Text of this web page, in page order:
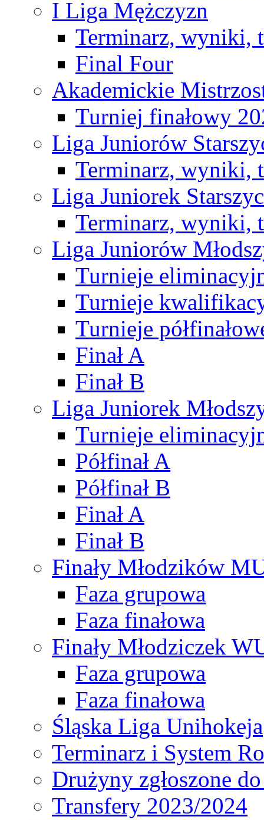
I Liga Mężczyzn
Terminarz, wyniki,
Final Four
Akademickie
Turniej finałowy
Liga Juniorów
Terminarz, wyniki,
Liga Juniorek
Terminarz, wyniki,
Liga Juniorów
Turnieje
Turnieje
Turnieje
Finał A
Finał B
Liga Juniorek
Turnieje
Półfinał A
Półfinał B
Finał A
Finał B
Finały Młodzików
Faza grupowa
Faza finałowa
Finały Młodziczek
Faza grupowa
Faza finałowa
Śląska Liga Unihokeja
Terminarz i System
Drużyny zgłoszone
Transfery 2023/2024